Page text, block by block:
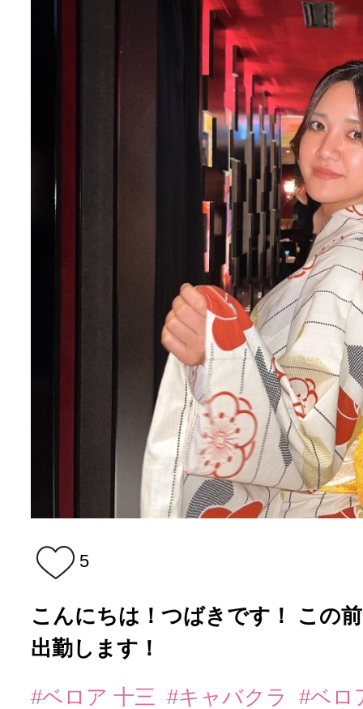
5
こんにちは！つばきです！ この
出勤します！
#ベロア 十三 #キャバクラ
#ベロ